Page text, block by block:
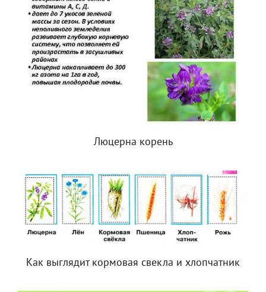
Люцерна корень
Как выглядит кормовая свекла и хлопчатник